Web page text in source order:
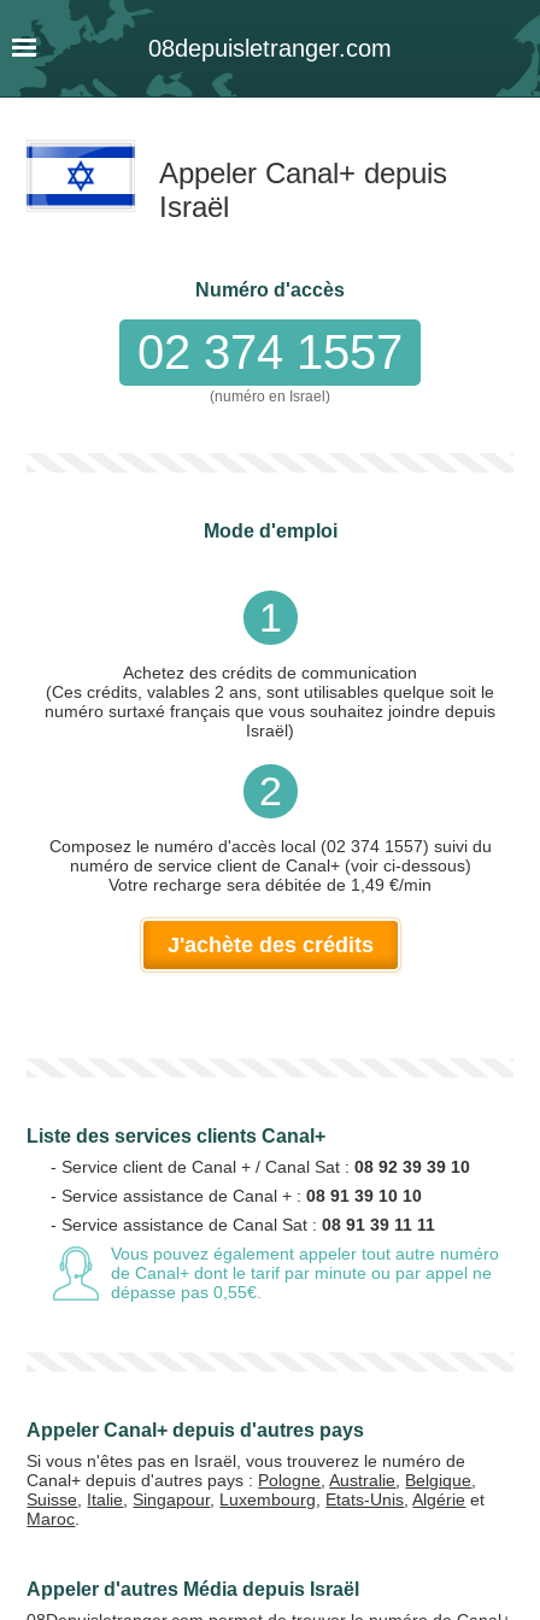
08depuisletranger.com
Appeler Canal+ depuis
Israël
Numéro d'accès
02 374 1557
(numéro en Israel)
Mode d'emploi
1
Achetez des crédits de communication
(Ces crédits, valables 2 ans, sont utilisables quelque soit le
numéro surtaxé français que vous souhaitez joindre depuis
Israël)
2
Composez le numéro d'accès local (02 374 1557) suivi du
numéro de service client de Canal+ (voir ci-dessous)
Votre recharge sera débitée de 1,49 €/min
J'achète des crédits
Vos crédits
Liste des services clients Canal+
- Service client de Canal + / Canal Sat :08 92 39 39 10
- Service assistance de Canal + :08 91 39 10 10
- Service assistance de Canal Sat :08 91 39 11 11
Vous pouvez également appeler tout autre numéro
de Canal+ dont le tarif par minute ou par appel ne
dépasse pas 0,55€.
Appeler Canal+ depuis d'autres pays
Si vous n'êtes pas en Israël, vous trouverez le numéro de
Canal+ depuis d'autres pays : Pologne ,Australie Belgique
Suisse Italie ,Singapour, Luxembourg Etats-Unis ,Algérie et
Maroc
Appeler d'autres Média depuis Israël